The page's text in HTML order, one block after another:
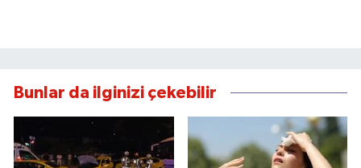
Bunlar da ilginizi çekebilir